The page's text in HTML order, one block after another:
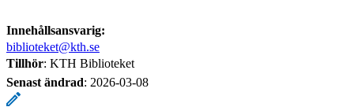
Innehållsansvarig:
biblioteket@kth.se
Tillhör: KTH Biblioteket
Senast ändrad: 2026-03-08